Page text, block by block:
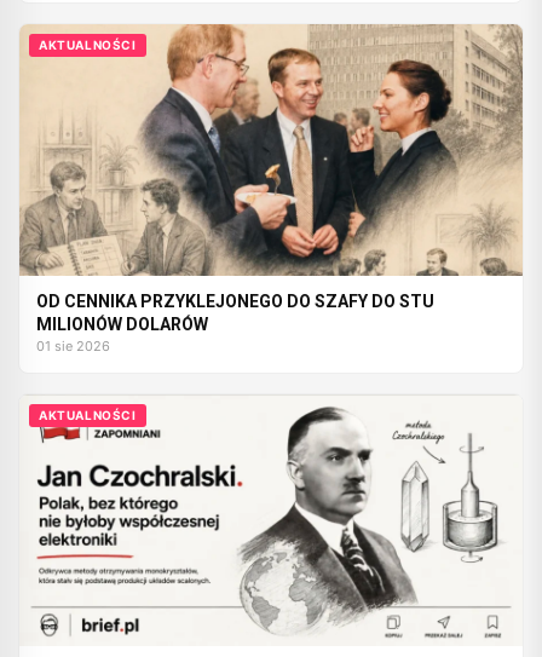
AKTUALNOŚCI
OD CENNIKA PRZYKLEJONEGO DO SZAFY DO STU
MILIONÓW DOLARÓW
01 sie 2026
AKTUALNOŚCI